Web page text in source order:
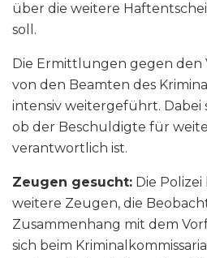
über die weitere
soll.
Die Ermittlungen gegen
von den Beamten des
intensiv weitergeführt. Dabei
ob der Beschuldigte für
verantwortlich ist.
Zeugen gesucht: Die
weitere Zeugen, die
Zusammenhang mit dem
sich beim